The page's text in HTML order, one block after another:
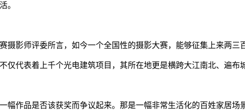
。
摄影师评委所言，如今一个全国性的摄影大赛，能够征集上来两三
代表着上千个光电建筑项目，其所在地更是横跨大江南北、遍布
幅作品是否该获奖而争议起来。那是一幅非常生活化的百姓家居